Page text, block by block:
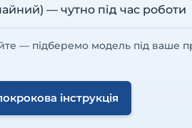
— чутно під час роботи
— підберемо модель під ваше
інструкція